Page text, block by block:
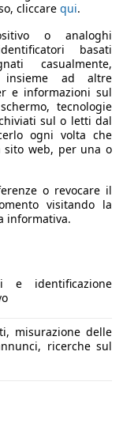
cliccare qui.
o analoghi
basati
casualmente,
insieme ad altre
e informazioni sul
tecnologie
sul o letti dal
ogni volta che
sito web, per una o
o revocare il
visitando la
informativa.
e identificazione
misurazione delle
ricerche sul